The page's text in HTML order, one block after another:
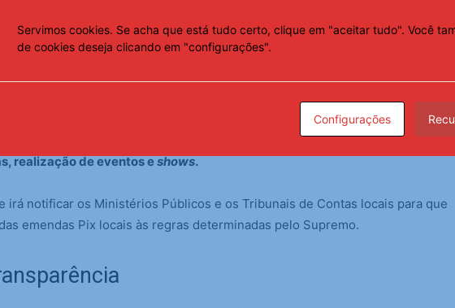
a ser feito por amostragem, de acordo com critérios de priorização, como
destino do dinheiro público, dando-se preferência a localidades de menor
que o objeto da emenda é importante para a priorização. Por sua
estão mais propensas a irregularidades o dinheiro destinado a
realização de eventos eshows.
irá notificar os Ministérios Públicos e os Tribunais de Contas locais para que
emendas Pix locais às regras determinadas pelo Supremo.
Servimos cookies. Se acha que está tudo certo, clique em "aceitar tudo". Você
de cookies deseja clicando em "configurações".
Configurações